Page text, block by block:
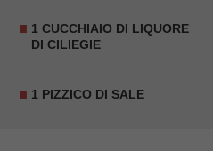
1 CUCCHIAIO DI LIQUORE
DI CILIEGIE
1 PIZZICO DI SALE